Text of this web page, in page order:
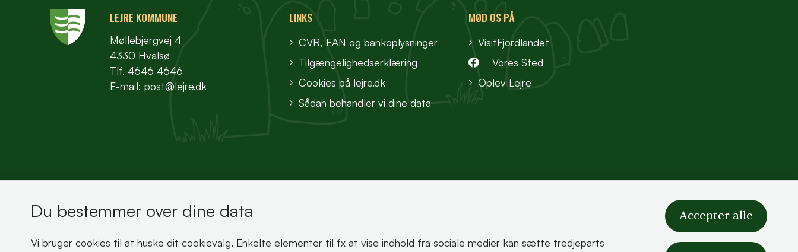
LEJRE KOMMUNE
Møllebjergvej 4
4330 Hvalsø
Tlf. 4646 4646
E-mail: post@lejre.dk
LINKS
CVR, EAN og bankoplysninger
Tilgængelighedserklæring
Cookies på lejre.dk
Sådan behandler vi dine data
MØD OS PÅ
VisitFjordlandet
Vores Sted
Oplev Lejre
Bemærk!
Dette indhold kræver cookies for at blive vist korrekt.
Du bestemmer over dine data
Vi bruger cookies til at huske dit cookievalg. Enkelte elementer til fx at vise indhold fra sociale medier kan sætte tredjeparts
Accepter alle